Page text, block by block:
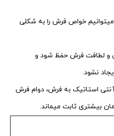
میتوانیم خواص فرش را به شکلی
و لطافت فرش حفظ شود و
نشود.
استاتیک به فرش، دوام فرش
بیشتری ثابت میماند.